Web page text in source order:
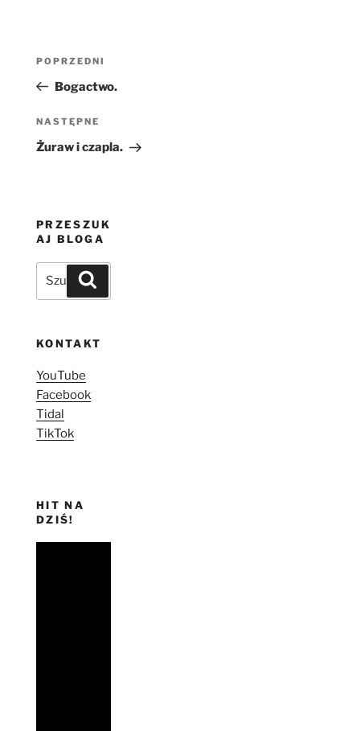
Nawigacja
Poprzedni
wpis
POPRZEDNI
Bogactwo.
Następny
wpis
NASTĘPNE
Żuraw i czapla.
PRZESZUK
AJ BLOGA
Szukaj:
KONTAKT
YouTube
Facebook
Tidal
TikTok
HIT NA
DZIŚ!